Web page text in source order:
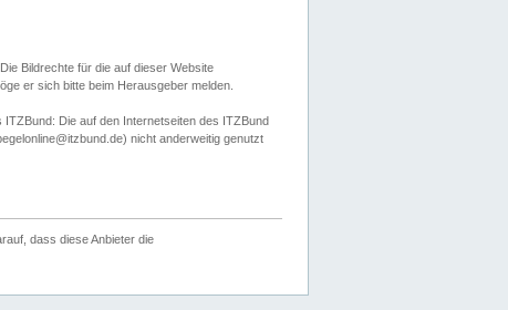
Bildrechte für die auf dieser Website
er sich bitte beim Herausgeber melden.
Die auf den Internetseiten des ITZBund
nicht anderweitig genutzt
dass diese Anbieter die